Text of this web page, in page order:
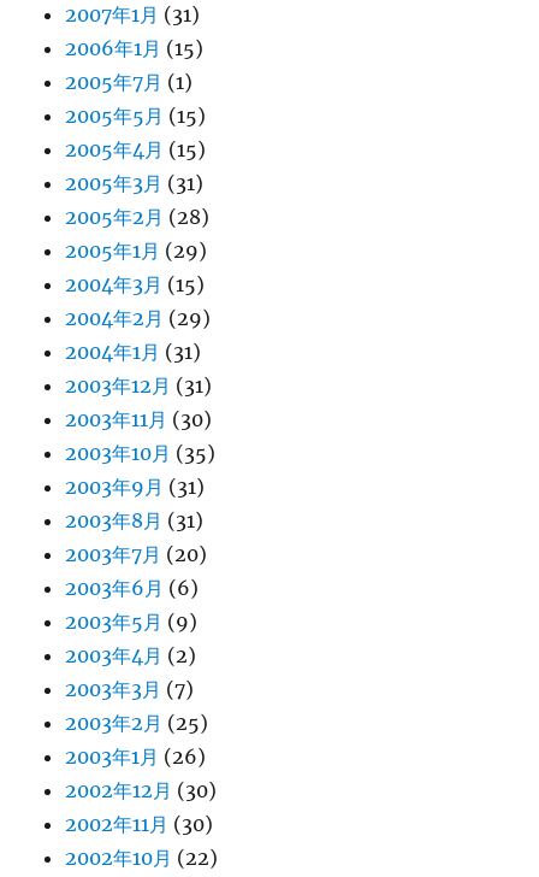
2007年1月 (31)
2006年1月 (15)
2005年7月 (1)
2005年5月 (15)
2005年4月 (15)
2005年3月 (31)
2005年2月 (28)
2005年1月 (29)
2004年3月 (15)
2004年2月 (29)
2004年1月 (31)
2003年12月 (31)
2003年11月 (30)
2003年10月 (35)
2003年9月 (31)
2003年8月 (31)
2003年7月 (20)
2003年6月 (6)
2003年5月 (9)
2003年4月 (2)
2003年3月 (7)
2003年2月 (25)
2003年1月 (26)
2002年12月 (30)
2002年11月 (30)
2002年10月 (22)